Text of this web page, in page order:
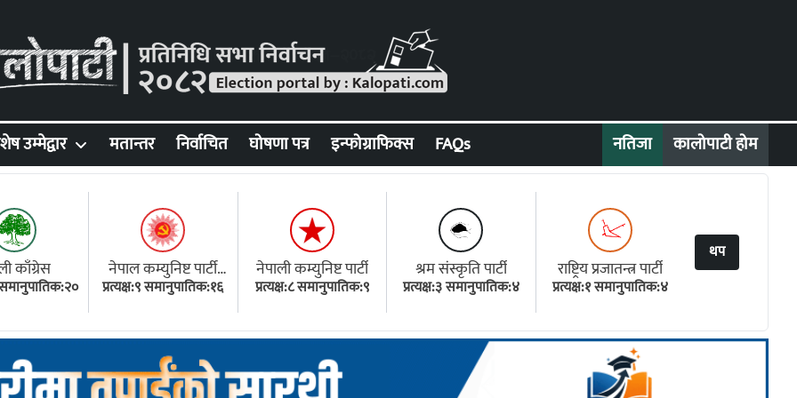
नतिजा कालोपाटी होम
उम्मेद्वार मतान्तर निर्वाचित घोषणा पत्र इन्फोग्राफिक्स FAQs
काँग्रेस
समानुपातिक:२०
नेपाल कम्युनिष्ट पार्टी
(एमाले)
प्रत्यक्ष:९ समानुपातिक:१६
नेपाली कम्युनिष्ट पार्टी
प्रत्यक्ष:८ समानुपातिक:९
श्रम संस्कृति पार्टी
प्रत्यक्ष:३ समानुपातिक:४
राष्ट्रिय प्रजातन्त्र पार्टी
प्रत्यक्ष:१ समानुपातिक:४
थप